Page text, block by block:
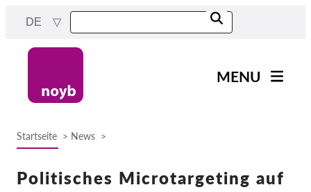
content
DE
MENU
Fälle nach Projekten
Startseite News
Politisches Microtargeting auf